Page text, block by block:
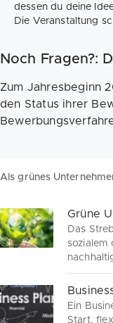
dessen du deine
Die Veranstaltung
Noch Fragen?:
Zum Jahresbeginn
den Status ihrer
Als grünes
Grüne
Das
sozialem
aus
Quo.
Ein
Start,